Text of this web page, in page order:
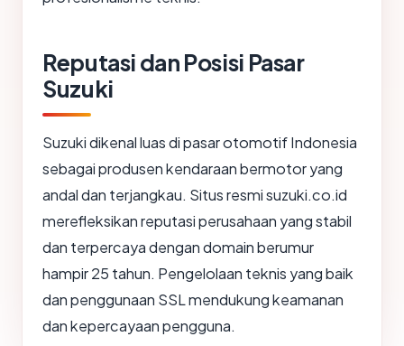
Reputasi dan Posisi Pasar
Suzuki
Suzuki dikenal luas di pasar otomotif Indonesia
sebagai produsen kendaraan bermotor yang
andal dan terjangkau. Situs resmi suzuki.co.id
merefleksikan reputasi perusahaan yang stabil
dan terpercaya dengan domain berumur
hampir 25 tahun. Pengelolaan teknis yang baik
dan penggunaan SSL mendukung keamanan
dan kepercayaan pengguna.